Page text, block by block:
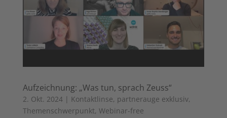
Aufzeichnung: „Was tun, sprach Zeuss“
2. Okt. 2024| Kontaktlinse, partnerauge exklusiv,
Themenschwerpunkt, Webinar-free